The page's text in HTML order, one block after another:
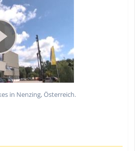
in Nenzing, Österreich.